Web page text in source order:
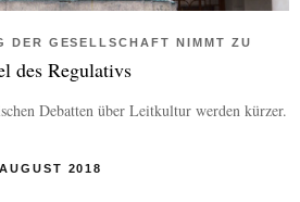
DER GESELLSCHAFT NIMMT ZU
des Regulativs
Debatten über Leitkultur werden kürzer.
2018